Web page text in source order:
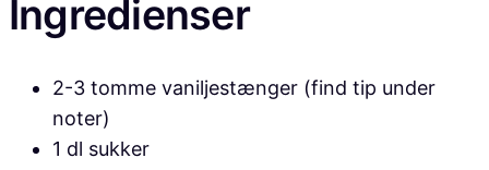
Ingredienser
2-3 tomme vaniljestænger (find tip under
noter)
1 dl sukker